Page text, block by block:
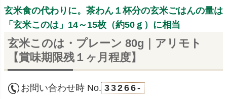
玄米食の代わりに。茶わん１杯分の玄米ごはんの量は
「玄米このは」14～15枚（約50ｇ）に相当
玄米このは・プレーン 80g｜アリモト
【賞味期限残１ヶ月程度】
お問い合わせ時 No. 33266-